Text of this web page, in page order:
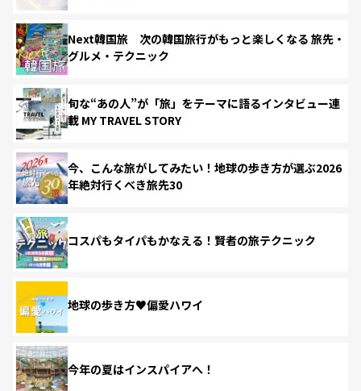
Next韓国旅 次の韓国旅行がもっと楽しくなる 旅先・
グルメ・テクニック
旬な“あの人”が「旅」をテーマに語るインタビュー連
載 MY TRAVEL STORY
今、こんな旅がしてみたい！地球の歩き方が選ぶ2026
年絶対行くべき旅先30
コスパもタイパもかなえる！賢者の旅テクニック
地球の歩き方♥偏愛ハワイ
今年の夏はインスパイアへ！